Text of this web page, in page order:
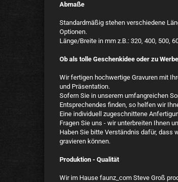
Abmaße
Standardmäßig stehen verschiedene
Optionen.
Länge/Breite in mm z.B.: 320, 400, 500,
Ob als tolle Geschenkidee oder zu
Wir fertigen hochwertige Gravuren mit
und Präsentation.
Sofern Sie in unserem umfangreichen
Entsprechendes finden, so helfen wir
Eine individuell zugeschnittene
Fragen Sie uns - wir unterbreiten Ihnen
Haben Sie bitte Verständnis dafür, dass
gravieren können.
Produktion - Qualität
Wir im Hause faunz_com Steve Groß